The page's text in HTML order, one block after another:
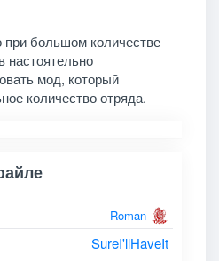
большом количестве
настоятельно
мод, который
количество отряда.
Roman
SureI'llHaveIt